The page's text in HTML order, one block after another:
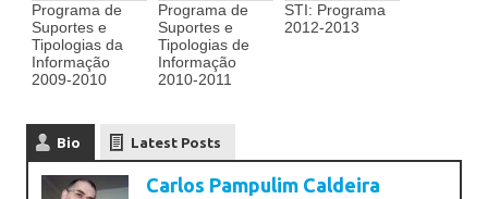
Programa de
Suportes e
Tipologias da
Informação
2009-2010
Programa de
Suportes e
Tipologias de
Informação
2010-2011
STI: Programa
2012-2013
Bio Latest Posts
Carlos Pampulim Caldeira